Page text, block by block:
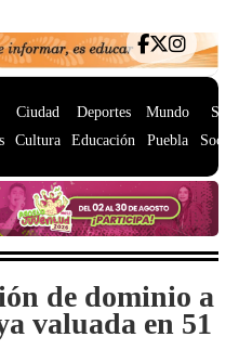
Ciudad
Cultura
Deportes
Educación
Mundo
Puebla
de dominio a
valuada en 51